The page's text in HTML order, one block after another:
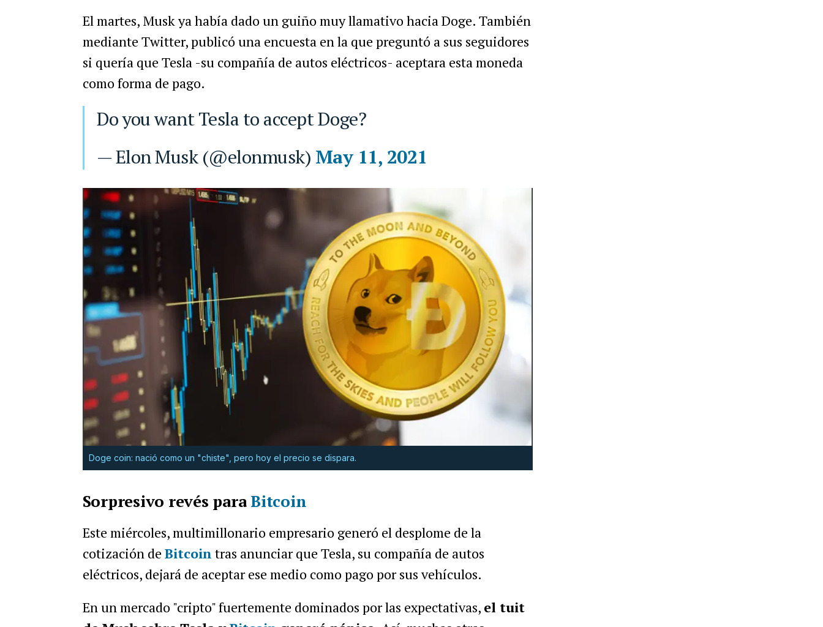
El martes, Musk ya había dado un guiño muy llamativo hacia Doge. También
mediante Twitter, publicó una encuesta en la que preguntó a sus seguidores
si quería que Tesla -su compañía de autos eléctricos- aceptara esta moneda
como forma de pago.
Do you want Tesla to accept Doge?
— Elon Musk (@elonmusk) May 11, 2021
Doge coin: nació como un "chiste", pero hoy el precio se dispara.
Sorpresivo revés para Bitcoin
Este miércoles, multimillonario empresario generó el desplome de la
cotización de Bitcoin tras anunciar que Tesla, su compañía de autos
eléctricos, dejará de aceptar ese medio como pago por sus vehículos.
En un mercado "cripto" fuertemente dominados por las expectativas, el tuit